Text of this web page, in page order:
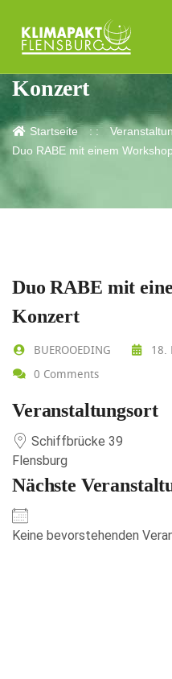
Duo RABE mit
Konzert
Startseite
Duo RABE mit einem
Duo RABE mit
Konzert
BUEROOEDING
18.
0 Comments
Veranstaltungsort
Schiffbrücke 39
Flensburg
Nächste
Keine bevorstehenden